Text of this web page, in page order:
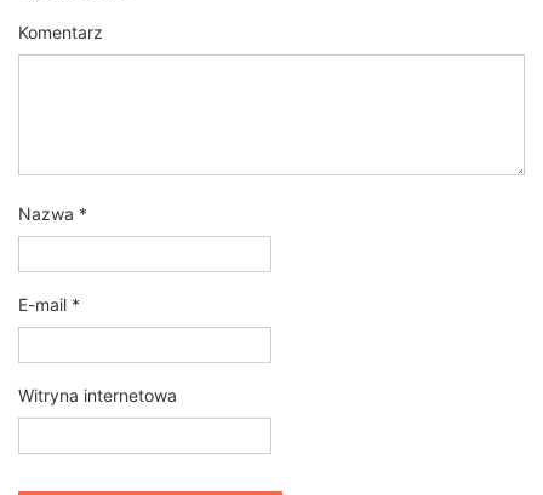
Komentarz
Nazwa *
E-mail *
Witryna internetowa